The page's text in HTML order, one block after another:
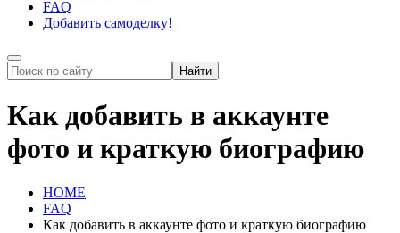
FAQ
Добавить самоделку!
Как добавить в аккаунте
фото и краткую биографию
HOME
FAQ
Как добавить в аккаунте фото и краткую биографию